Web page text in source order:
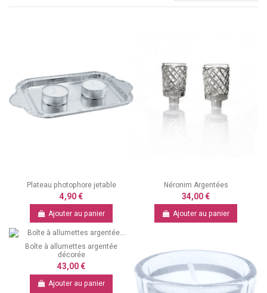
Plateau photophore jetable
4,90 €
Ajouter au panier
Néronim Argentées
34,00 €
Ajouter au panier
Boîte à allumettes argentée
décorée
43,00 €
Ajouter au panier